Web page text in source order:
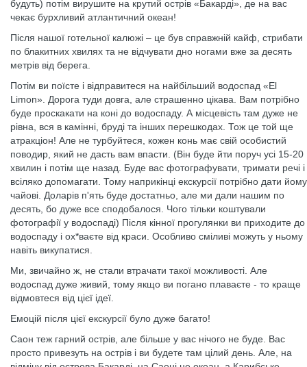
будуть) потім вирушите на крутий острів «Бакарді», де на вас
чекає бурхливий атлантичний океан!
Після нашої готельної калюжі – це був справжній кайф, стрибати
по блакитних хвилях та не відчувати дно ногами вже за десять
метрів від берега.
Потім ви поїсте і відправитеся на найбільший водоспад «El
Limon». Дорога туди довга, але страшенно цікава. Вам потрібно
буде проскакати на коні до водоспаду. А місцевість там дуже не
рівна, вся в камінні, бруді та інших перешкодах. Тож це той ще
атракціон! Але не турбуйтеся, кожен конь має свій особистий
поводир, який не дасть вам впасти. (Він буде йти поруч усі 15-20
хвилин і потім ще назад. Буде вас фотографувати, тримати речі і
всіляко допомагати. Тому наприкінці екскурсії потрібно дати йому
чайові. Доларів п'ять буде достатньо, але ми дали нашим по
десять, бо дуже все сподобалося. Чого тільки коштували
фотографії у водоспаді) Після кінної прогулянки ви приходите до
водоспаду і ох*ваєте від краси. Особливо сміливі можуть у ньому
навіть викупатися.
Ми, звичайно ж, не стали втрачати такої можливості. Але
водоспад дуже живий, тому якщо ви погано плаваєте - то краще
відмовтеся від цієї ідеї.
Емоцій після цієї екскурсії було дуже багато!
Саон теж гарний острів, але більше у вас нічого не буде. Вас
просто привезуть на острів і ви будете там цілий день. Але, на